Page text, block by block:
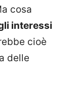
cosa
interessi
cioè
delle